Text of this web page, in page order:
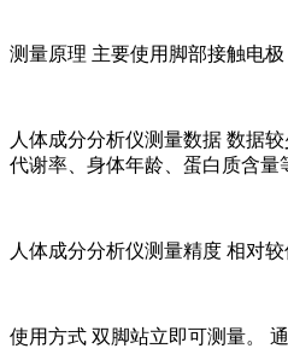
测量原理 主要使用脚部接触电
人体成分分析仪测量数据 数据
代谢率、身体年龄、蛋白质含量
人体成分分析仪测量精度 相对
使用方式 双脚站立即可测量。